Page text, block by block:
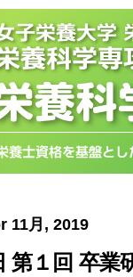
11月, 2019
第１回 卒業